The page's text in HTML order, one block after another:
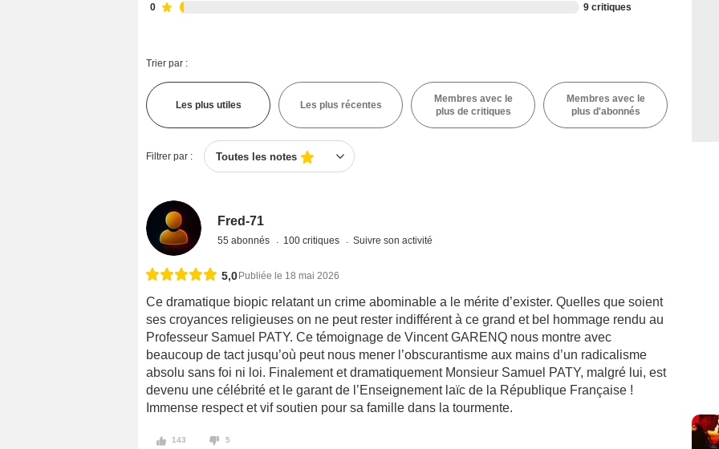
0 9 critiques
Trier par :
Les plus utiles Les plus récentes
Membres avec le
plus de critiques
Membres avec le
plus d'abonnés
Filtrer par : Toutes les notes
Fred-71
55 abonnés 100 critiques Suivre son activité
5,0 Publiée le 18 mai 2026
Ce dramatique biopic relatant un crime abominable a le mérite d’exister. Quelles que soient
ses croyances religieuses on ne peut rester indifférent à ce grand et bel hommage rendu au
Professeur Samuel PATY. Ce témoignage de Vincent GARENQ nous montre avec
beaucoup de tact jusqu’où peut nous mener l’obscurantisme aux mains d’un radicalisme
absolu sans foi ni loi. Finalement et dramatiquement Monsieur Samuel PATY, malgré lui, est
devenu une célébrité et le garant de l’Enseignement laïc de la République Française !
Immense respect et vif soutien pour sa famille dans la tourmente.
143 5